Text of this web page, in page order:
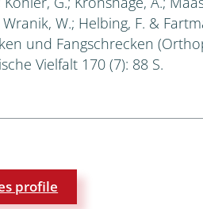
Wranik, W.; Helbing, F. &
und Fangschrecken
Vielfalt 170 (7): 88 S.
profile